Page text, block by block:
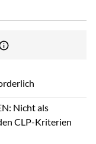
Nicht als
CLP-Kriterien